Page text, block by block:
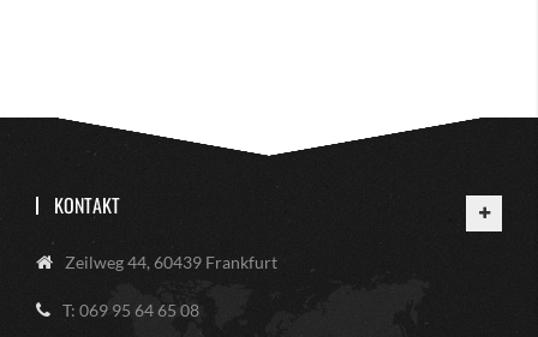
KONTAKT
Zeilweg 44, 60439 Frankfurt
T: 069 95 64 65 08